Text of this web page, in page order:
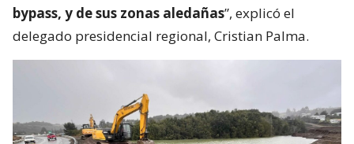
bypass, y de sus zonas aledañas”, explicó el
delegado presidencial regional, Cristian Palma.